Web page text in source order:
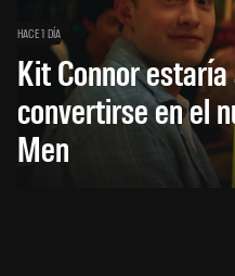
HACE 1 DÍA
Kit Connor
convertirse en el
Men